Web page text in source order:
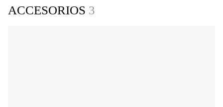
ACCESORIOS 3